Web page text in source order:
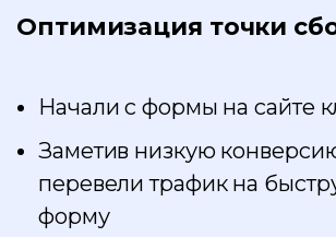
Оптимизация точки
Начали с формы на сайте
Заметив низкую
перевели трафик на
форму